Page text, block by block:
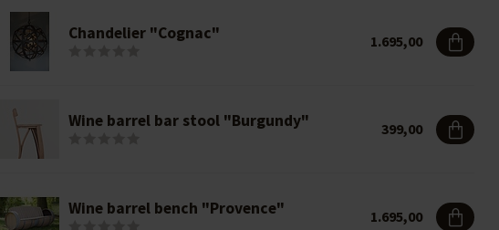
Chandelier "Cognac" 1.695,00
Wine barrel bar stool "Burgundy" 399,00
Wine barrel bench "Provence" 1.695,00